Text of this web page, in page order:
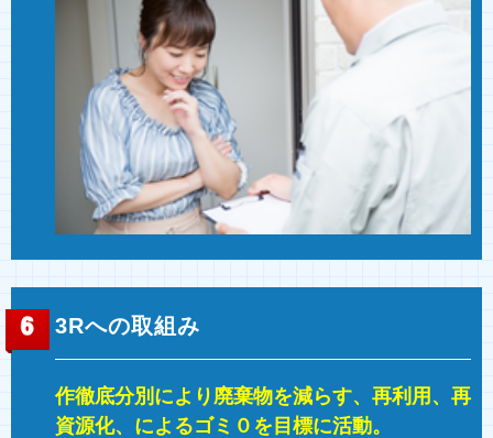
3Rへの取組み
作徹底分別により廃棄物を減らす、再利用、再
資源化、によるゴミ０を目標に活動。